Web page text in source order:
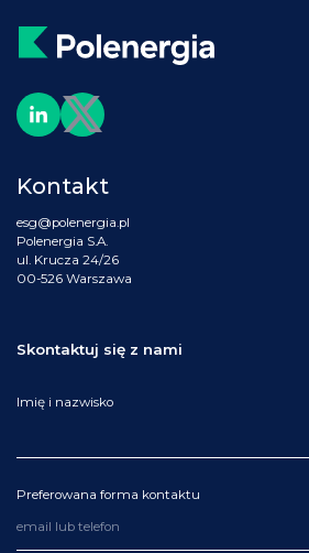
Kontakt
esg@polenergia.pl
Polenergia S.A.
ul. Krucza 24/26
00-526 Warszawa
Skontaktuj się z nami
Imię i nazwisko
Preferowana forma kontaktu